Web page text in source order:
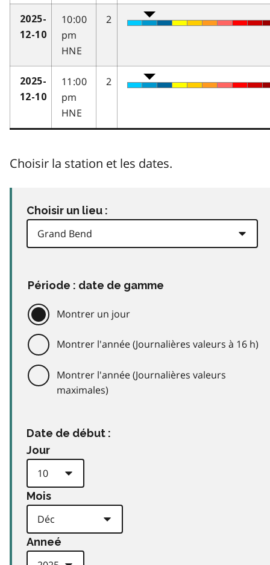
2025-
12-10
10:00
pm
HNE
2
2025-
12-10
11:00
pm
HNE
2
Choisir la station et les dates.
Choisir un lieu :
Période : date de gamme
Montrer un jour
Montrer l'année (Journalières valeurs à 16 h)
Montrer l'année (Journalières valeurs
maximales)
Date de début :
Jour
Mois
Anneé